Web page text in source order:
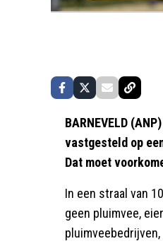
BARNEVELD
vastgesteld op
Dat moet
In een straal van
geen pluimvee,